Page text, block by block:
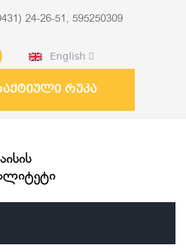
24-26-51, 595250309
English
რუკა